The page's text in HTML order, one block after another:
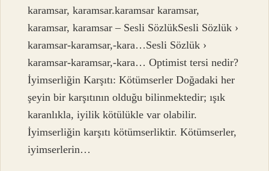
karamsar, karamsar.karamsar karamsar,
karamsar, karamsar – Sesli SözlükSesli Sözlük ›
karamsar-karamsar,-kara…Sesli Sözlük ›
karamsar-karamsar,-kara… Optimist tersi nedir?
İyimserliğin Karşıtı: Kötümserler Doğadaki her
şeyin bir karşıtının olduğu bilinmektedir; ışık
karanlıkla, iyilik kötülükle var olabilir.
İyimserliğin karşıtı kötümserliktir. Kötümserler,
iyimserlerin…